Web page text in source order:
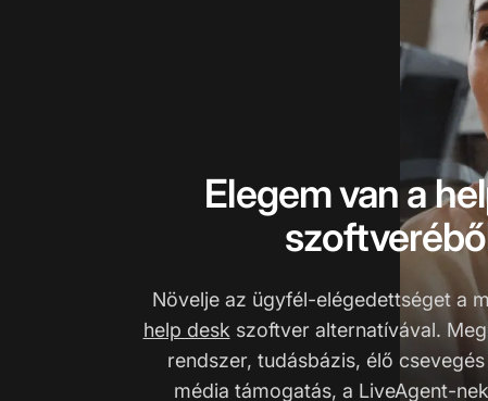
Elegem van a
Növelje az ügyfél-elégedettséget a
help desk szoftver alternatívával.
rendszer, tudásbázis, élő
média támogatás, a LiveAgent-